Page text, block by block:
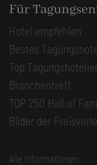
Für
Hotel empfehlen
Bestes
Top
Branchentreff
TOP 250 Hall of
Bilder der
Alle Informationen